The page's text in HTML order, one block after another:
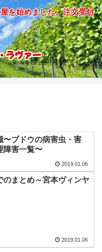
を始めました。注文受付
ラヴァー
〜ブドウの病害虫・害
障害一覧〜
2019.01.06
のまとめ～宮本ヴィンヤ
2019.01.06